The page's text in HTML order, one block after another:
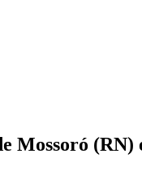
Mossoró (RN)